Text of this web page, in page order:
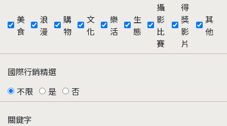
美
食
浪
漫
購
物
文
化
樂
活
生
態
攝
影
比
賽
得
獎
影
片
其
他
國際行銷精選
不限
是 否
關鍵字